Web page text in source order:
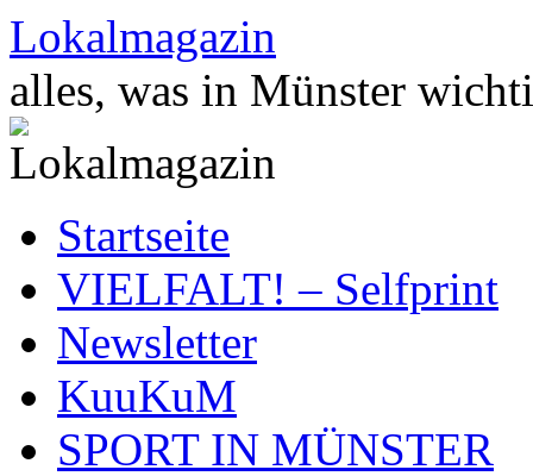
Zum
Inhalt
springen
Lokalmagazin
alles, was in Münster
Startseite
VIELFALT! – Selfprint
Newsletter
KuuKuM
SPORT IN MÜNSTER